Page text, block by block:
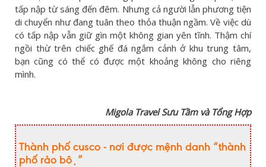
tấp nập từ sáng đến đêm. Nhưng cả người lẫn phương tiện
di chuyển như đang tuân theo thỏa thuận ngầm. Về việc dù
có tấp nập vẫn giữ gìn một không gian yên tĩnh. Thậm chí
ngồi thừ trên chiếc ghế đá ngắm cảnh ở khu trung tâm,
bạn cũng có thể có được một khoảng không cho riêng
mình.
Migola Travel Sưu Tầm và Tổng Hợp
Thành phố cusco - nơi được mệnh danh “thành
phố rảo bộ”